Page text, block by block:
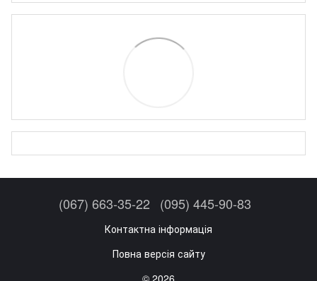
(067) 663-35-22 (095) 445-90-83
Контактна інформація
Повна версія сайту
© 2026